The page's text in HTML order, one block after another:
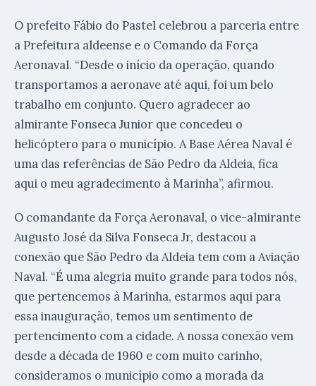
O prefeito Fábio do Pastel celebrou a parceria entre
a Prefeitura aldeense e o Comando da Força
Aeronaval. “Desde o início da operação, quando
transportamos a aeronave até aqui, foi um belo
trabalho em conjunto. Quero agradecer ao
almirante Fonseca Junior que concedeu o
helicóptero para o município. A Base Aérea Naval é
uma das referências de São Pedro da Aldeia, fica
aqui o meu agradecimento à Marinha”, afirmou.
O comandante da Força Aeronaval, o vice-almirante
Augusto José da Silva Fonseca Jr, destacou a
conexão que São Pedro da Aldeia tem com a Aviação
Naval. “É uma alegria muito grande para todos nós,
que pertencemos à Marinha, estarmos aqui para
essa inauguração, temos um sentimento de
pertencimento com a cidade. A nossa conexão vem
desde a década de 1960 e com muito carinho,
consideramos o município como a morada da